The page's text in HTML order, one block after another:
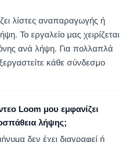
λίστες αναπαραγωγής ή
Το εργαλείο μας χειρίζεται
ανά λήψη. Για πολλαπλά
κάθε σύνδεσμο
Loom μου εμφανίζει
λήψης;
δεν έχει διαγραφεί ή